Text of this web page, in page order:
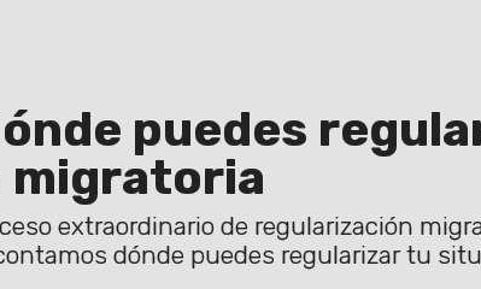
puedes
extraordinario de regularización
dónde puedes regularizar tu